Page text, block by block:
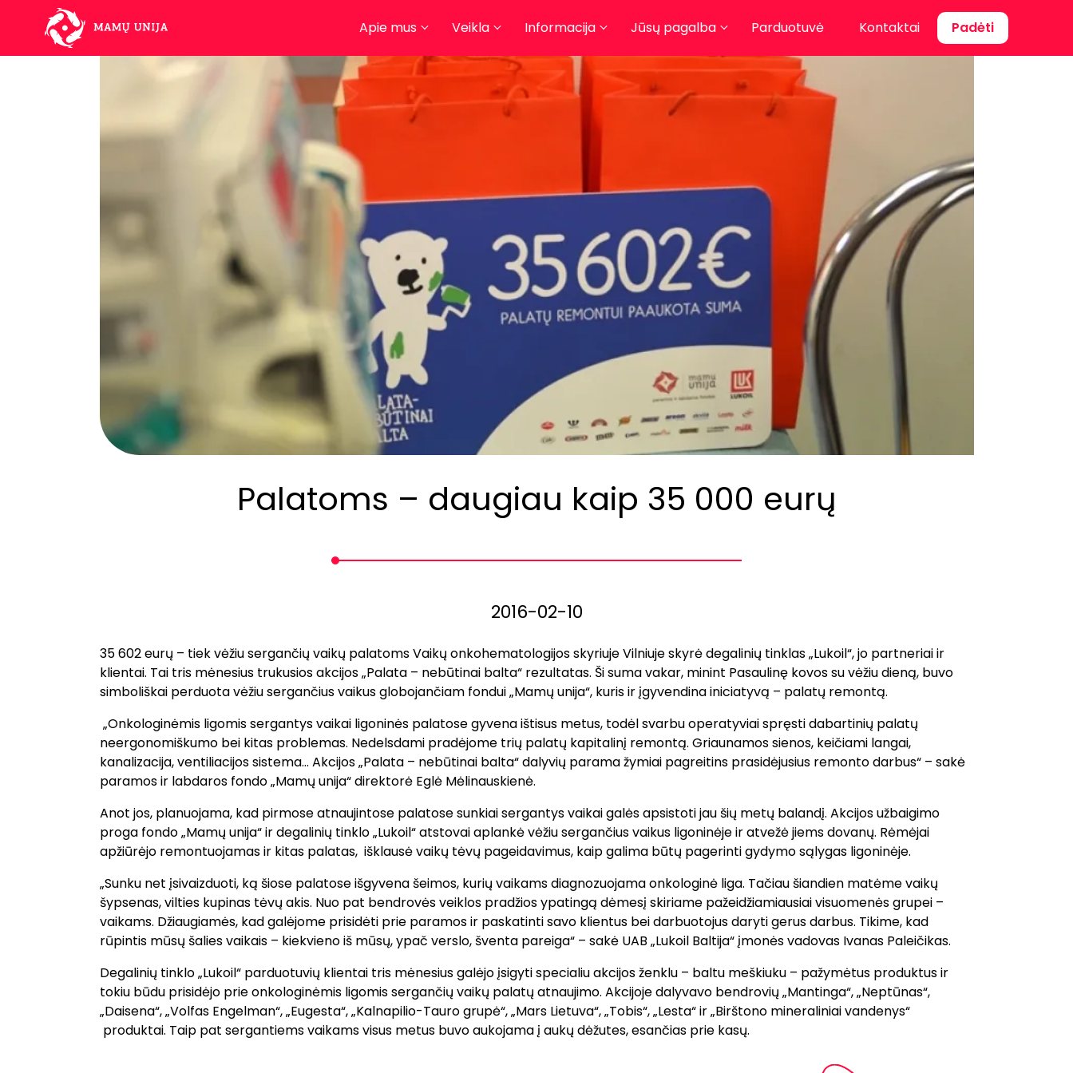
Apie mus Veikla Informacija Jūsų pagalba Parduotuvė Kontaktai Padėti
Palatoms – daugiau kaip 35 000 eurų
2016-02-10
35 602 eurų – tiek vėžiu sergančių vaikų palatoms Vaikų onkohematologijos skyriuje Vilniuje skyrė degalinių tinklas „Lukoil“, jo partneriai ir
klientai. Tai tris mėnesius trukusios akcijos „Palata – nebūtinai balta“ rezultatas. Ši suma vakar, minint Pasaulinę kovos su vėžiu dieną, buvo
simboliškai perduota vėžiu sergančius vaikus globojančiam fondui „Mamų unija“, kuris ir įgyvendina iniciatyvą – palatų remontą.
„Onkologinėmis ligomis sergantys vaikai ligoninės palatose gyvena ištisus metus, todėl svarbu operatyviai spręsti dabartinių palatų
neergonomiškumo bei kitas problemas. Nedelsdami pradėjome trių palatų kapitalinį remontą. Griaunamos sienos, keičiami langai,
kanalizacija, ventiliacijos sistema… Akcijos „Palata – nebūtinai balta“ dalyvių parama žymiai pagreitins prasidėjusius remonto darbus“ – sakė
paramos ir labdaros fondo „Mamų unija“ direktorė Eglė Mėlinauskienė.
Anot jos, planuojama, kad pirmose atnaujintose palatose sunkiai sergantys vaikai galės apsistoti jau šių metų balandį. Akcijos užbaigimo
proga fondo „Mamų unija“ ir degalinių tinklo „Lukoil“ atstovai aplankė vėžiu sergančius vaikus ligoninėje ir atvežė jiems dovanų. Rėmėjai
apžiūrėjo remontuojamas ir kitas palatas, išklausė vaikų tėvų pageidavimus, kaip galima būtų pagerinti gydymo sąlygas ligoninėje.
„Sunku net įsivaizduoti, ką šiose palatose išgyvena šeimos, kurių vaikams diagnozuojama onkologinė liga. Tačiau šiandien matėme vaikų
šypsenas, vilties kupinas tėvų akis. Nuo pat bendrovės veiklos pradžios ypatingą dėmesį skiriame pažeidžiamiausiai visuomenės grupei –
vaikams. Džiaugiamės, kad galėjome prisidėti prie paramos ir paskatinti savo klientus bei darbuotojus daryti gerus darbus. Tikime, kad
rūpintis mūsų šalies vaikais – kiekvieno iš mūsų, ypač verslo, šventa pareiga“ – sakė UAB „Lukoil Baltija“ įmonės vadovas Ivanas Paleičikas.
Degalinių tinklo „Lukoil“ parduotuvių klientai tris mėnesius galėjo įsigyti specialiu akcijos ženklu – baltu meškiuku – pažymėtus produktus ir
tokiu būdu prisidėjo prie onkologinėmis ligomis sergančių vaikų palatų atnaujimo. Akcijoje dalyvavo bendrovių „Mantinga“, „Neptūnas“,
„Daisena“, „Volfas Engelman“, „Eugesta“, „Kalnapilio-Tauro grupė“, „Mars Lietuva“, „Tobis“, „Lesta“ ir „Birštono mineraliniai vandenys“
produktai. Taip pat sergantiems vaikams visus metus buvo aukojama į aukų dėžutes, esančias prie kasų.